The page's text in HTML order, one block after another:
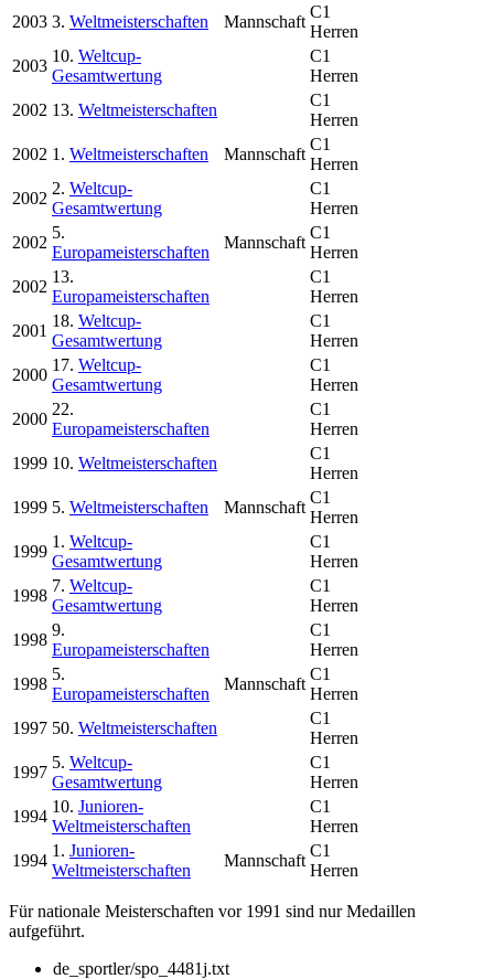
2003 3. Weltmeisterschaften Mannschaft
C1
Herren
2003
10. Weltcup-
Gesamtwertung
C1
Herren
2002 13. Weltmeisterschaften
C1
Herren
2002 1. Weltmeisterschaften Mannschaft
C1
Herren
2002
2. Weltcup-
Gesamtwertung
C1
Herren
2002
5.
Europameisterschaften
Mannschaft
C1
Herren
2002
13.
Europameisterschaften
C1
Herren
2001
18. Weltcup-
Gesamtwertung
C1
Herren
2000
17. Weltcup-
Gesamtwertung
C1
Herren
2000
22.
Europameisterschaften
C1
Herren
1999 10. Weltmeisterschaften
C1
Herren
1999 5. Weltmeisterschaften Mannschaft
C1
Herren
1999
1. Weltcup-
Gesamtwertung
C1
Herren
1998
7. Weltcup-
Gesamtwertung
C1
Herren
1998
9.
Europameisterschaften
C1
Herren
1998
5.
Europameisterschaften
Mannschaft
C1
Herren
1997 50. Weltmeisterschaften
C1
Herren
1997
5. Weltcup-
Gesamtwertung
C1
Herren
1994
10. Junioren-
Weltmeisterschaften
C1
Herren
1994
1. Junioren-
Weltmeisterschaften
Mannschaft
C1
Herren
Für nationale Meisterschaften vor 1991 sind nur Medaillen
aufgeführt.
de_sportler/spo_4481j.txt